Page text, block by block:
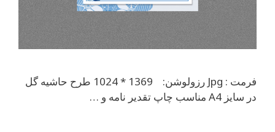
فرمت : Jpg رزولوشن: 1369 * 1024 طرح حاشیه گل
در سایز A4 مناسب چاپ تقدیر نامه و …